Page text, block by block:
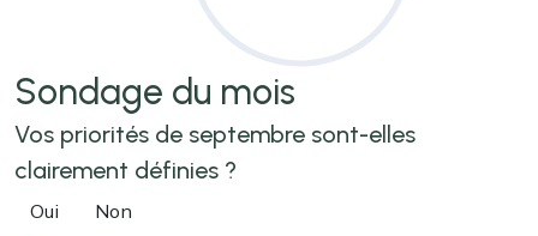
Sondage du mois
Vos priorités de septembre sont-elles
clairement définies ?
Oui
Non